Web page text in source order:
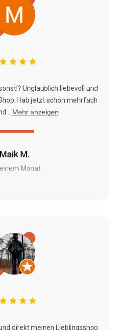
Maik M.
Monat
Unglaublich liebevoll und
Hab jetzt schon mehrfach
Mehr anzeigen
direkt meinen Lieblingsshop